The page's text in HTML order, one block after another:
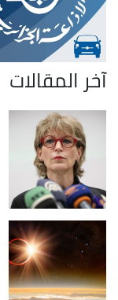
آخر المقالات